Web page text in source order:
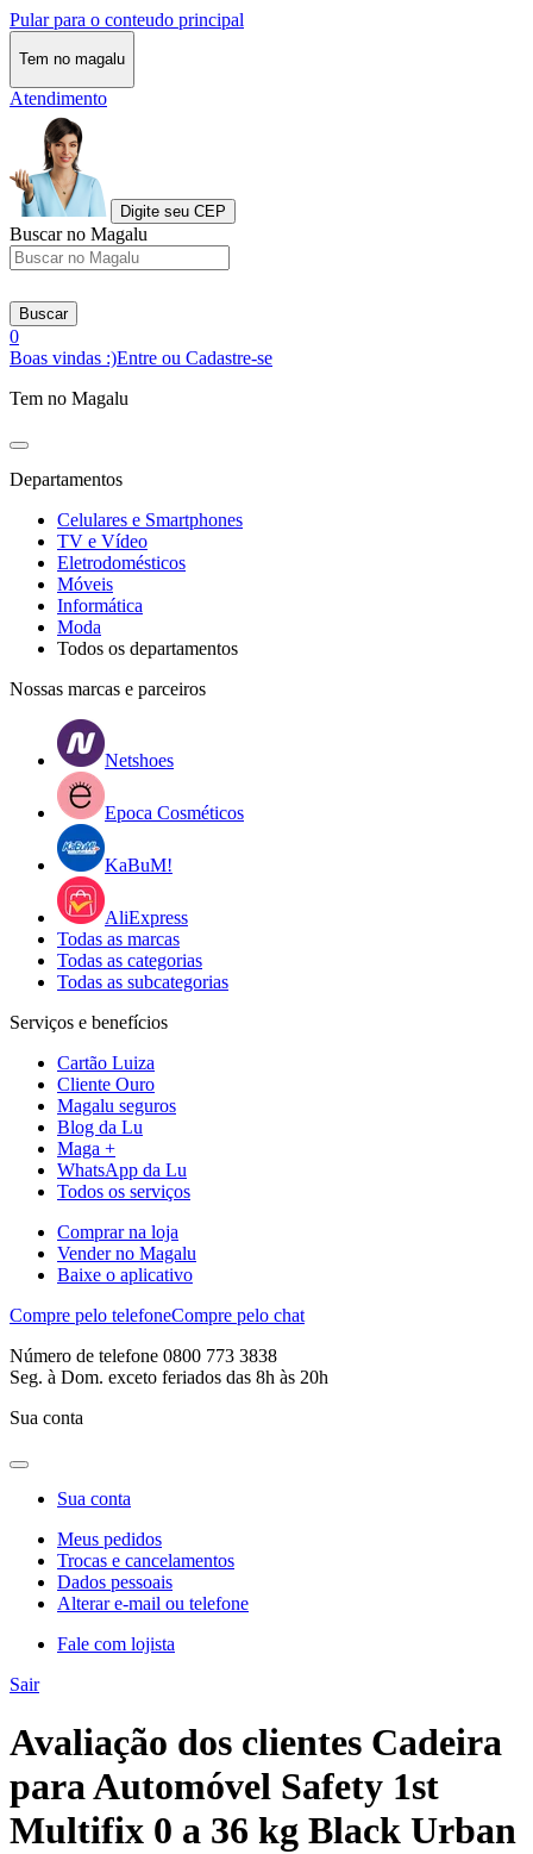
Pular para o conteudo principal
Tem no magalu
Atendimento
Digite seu CEP
Buscar no Magalu
Buscar
0
Boas vindas :)Entre ou Cadastre-se
Tem no Magalu
Departamentos
Celulares e Smartphones
TV e Vídeo
Eletrodomésticos
Móveis
Informática
Moda
Todos os departamentos
Nossas marcas e parceiros
Netshoes
Epoca Cosméticos
KaBuM!
AliExpress
Todas as marcas
Todas as categorias
Todas as subcategorias
Serviços e benefícios
Cartão Luiza
Cliente Ouro
Magalu seguros
Blog da Lu
Maga +
WhatsApp da Lu
Todos os serviços
Comprar na loja
Vender no Magalu
Baixe o aplicativo
Compre pelo telefoneCompre pelo chat
Número de telefone 0800 773 3838
Seg. à Dom. exceto feriados das 8h às 20h
Sua conta
Sua conta
Meus pedidos
Trocas e cancelamentos
Dados pessoais
Alterar e-mail ou telefone
Fale com lojista
Sair
Avaliação dos clientes Cadeira
para Automóvel Safety 1st
Multifix 0 a 36 kg Black Urban